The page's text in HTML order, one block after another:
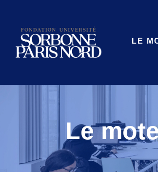
LE
Le